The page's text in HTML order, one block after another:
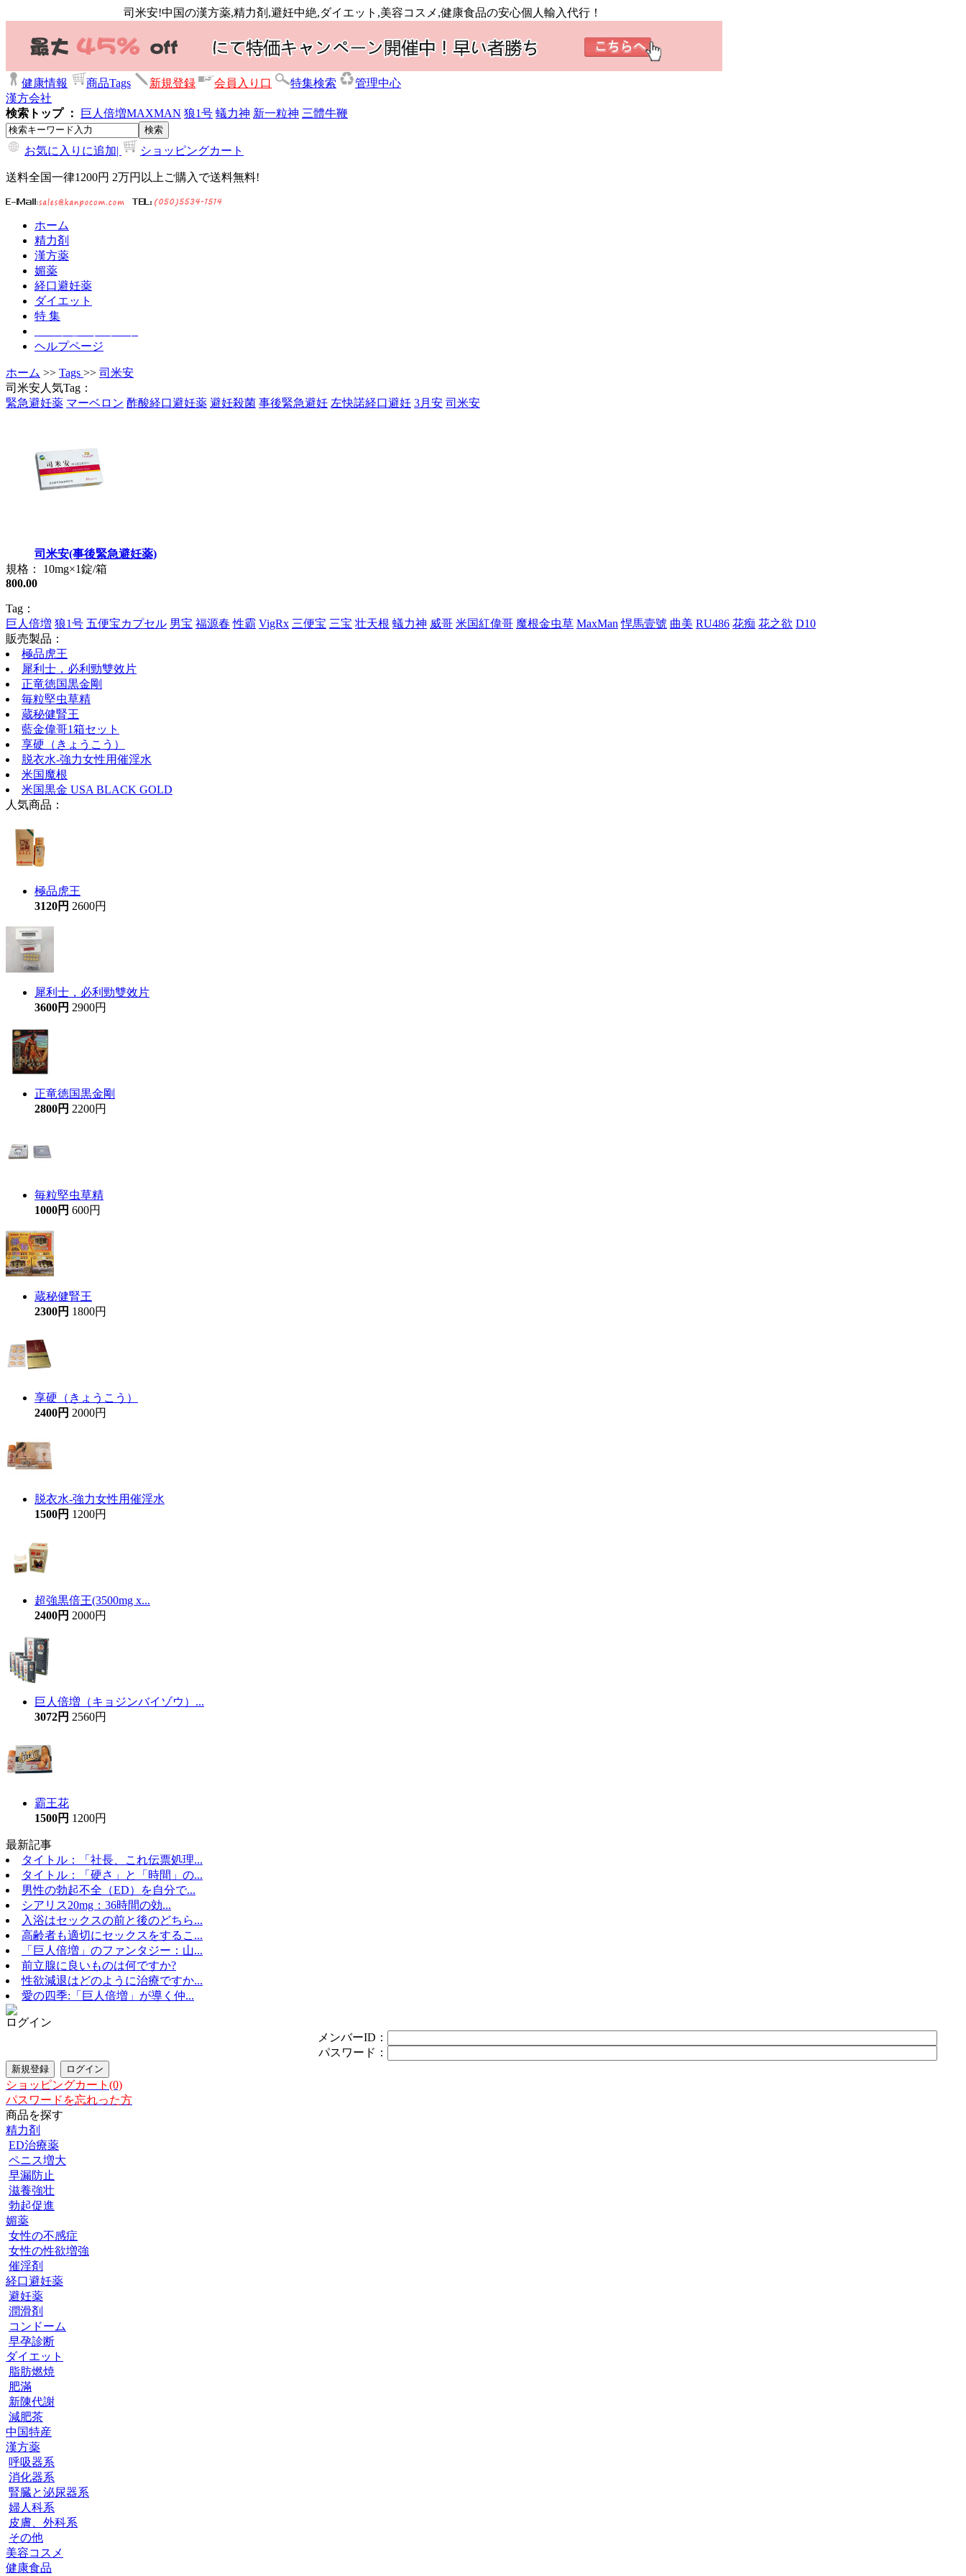
司米安!中国の漢方薬,精力剤,避妊中絶,ダイエット,美容コスメ,健康食品の安心個人輸入代行！
健康情報 商品Tags 新規登録 会員入り口 特集検索
管理中心
漢方会社
検索トップ ：
巨人倍増MAXMAN 狼1号 蟻力神 新一粒神 三體牛鞭
お気に入りに追加| ショッピングカート
送料全国一律1200円 2万円以上ご購入で送料無料!
ホーム
精力剤
漢方薬
媚薬
経口避妊薬
ダイエット
特 集
ヘルプページ
ホーム >> Tags >> 司米安
司米安人気Tag：
緊急避妊薬 マーベロン 酢酸経口避妊薬 避妊殺菌 事後緊急避妊 左快諾経口避妊 3月安 司米安
司米安(事後緊急避妊薬)
規格： 10mg×1錠/箱
800.00
Tag：
巨人倍増 狼1号 五便宝カプセル 男宝 福源春 性霸 VigRx 三便宝 三宝 壮天根 蟻力神 威哥 米国紅偉哥 魔根金虫草 MaxMan 悍馬壹號 曲美 RU486 花痴 花之欲 D10
販売製品：
極品虎王
犀利士，必利勁雙效片
正竜徳国黒金剛
毎粒堅虫草精
蔵秘健腎王
藍金偉哥1箱セット
享硬（きょうこう）
脱衣水-強力女性用催淫水
米国魔根
米国黒金 USA BLACK GOLD
人気商品：
極品虎王
3120円 2600円
犀利士，必利勁雙效片
3600円 2900円
正竜徳国黒金剛
2800円 2200円
毎粒堅虫草精
1000円 600円
蔵秘健腎王
2300円 1800円
享硬（きょうこう）
2400円 2000円
脱衣水-強力女性用催淫水
1500円 1200円
超強黒倍王(3500mg x...
2400円 2000円
巨人倍増（キョジンバイゾウ）...
3072円 2560円
霸王花
1500円 1200円
最新記事
タイトル：「社長、これ伝票処理...
タイトル：「硬さ」と「時間」の...
男性の勃起不全（ED）を自分で...
シアリス20mg：36時間の効...
入浴はセックスの前と後のどちら...
高齢者も適切にセックスをするこ...
「巨人倍増」のファンタジー：山...
前立腺に良いものは何ですか?
性欲減退はどのように治療ですか...
愛の四季:「巨人倍増」が導く仲...
ログイン
メンバーID：
パスワード：
ショッピングカート(0)
パスワードを忘れった方
商品を探す
精力剤
ED治療薬
ペニス増大
早漏防止
滋養強壮
勃起促進
媚薬
女性の不感症
女性の性欲増強
催淫剤
経口避妊薬
避妊薬
潤滑剤
コンドーム
早孕診断
ダイエット
脂肪燃焼
肥滿
新陳代謝
減肥茶
中国特産
漢方薬
呼吸器系
消化器系
腎臓と泌尿器系
婦人科系
皮膚、外科系
その他
美容コスメ
健康食品